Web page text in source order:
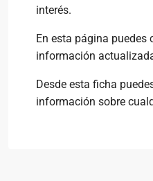
interés.
En esta página puedes
información
Desde esta ficha
información sobre